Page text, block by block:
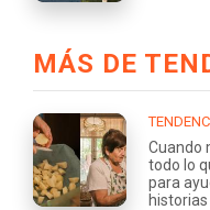
MÁS DE
Cuando
todo lo
para
historias